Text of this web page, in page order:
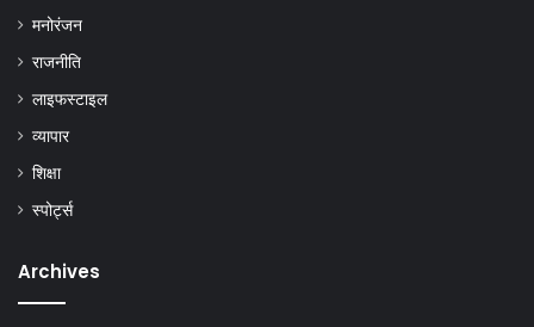
मनोरंजन
राजनीति
लाइफस्टाइल
व्यापार
शिक्षा
स्पोर्ट्स
Archives